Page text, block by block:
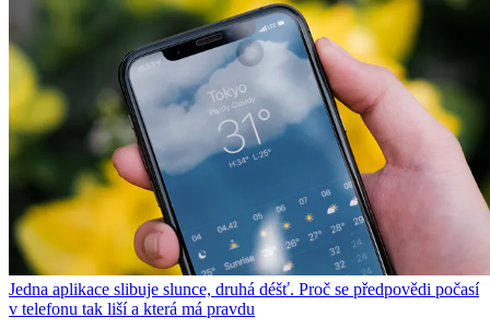
Jedna aplikace slibuje slunce, druhá déšť. Proč se předpovědi počasí
v telefonu tak liší a která má pravdu